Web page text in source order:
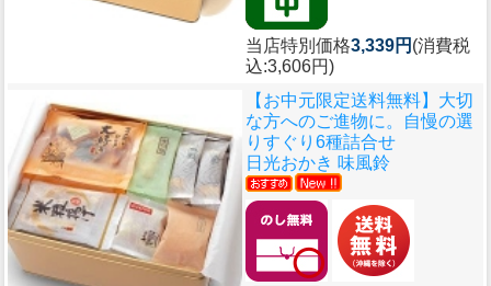
当店特別価格3,339円 (消費税
込:3,606円)
【お中元限定送料無料】大切
な方へのご進物に。自慢の選
りすぐり6種詰合せ
日光おかき 味風鈴